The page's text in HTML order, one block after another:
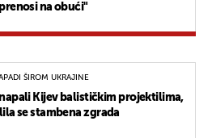
na obući"
ŠIROM UKRAJINE
napali Kijev balističkim projektilima,
se stambena zgrada